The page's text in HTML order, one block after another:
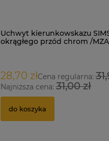
Uchwyt kierunkowskazu
okrągłego przód chrom /
28,70 złCena regularna:
Najniższa cena:31,00 zł
do koszyka